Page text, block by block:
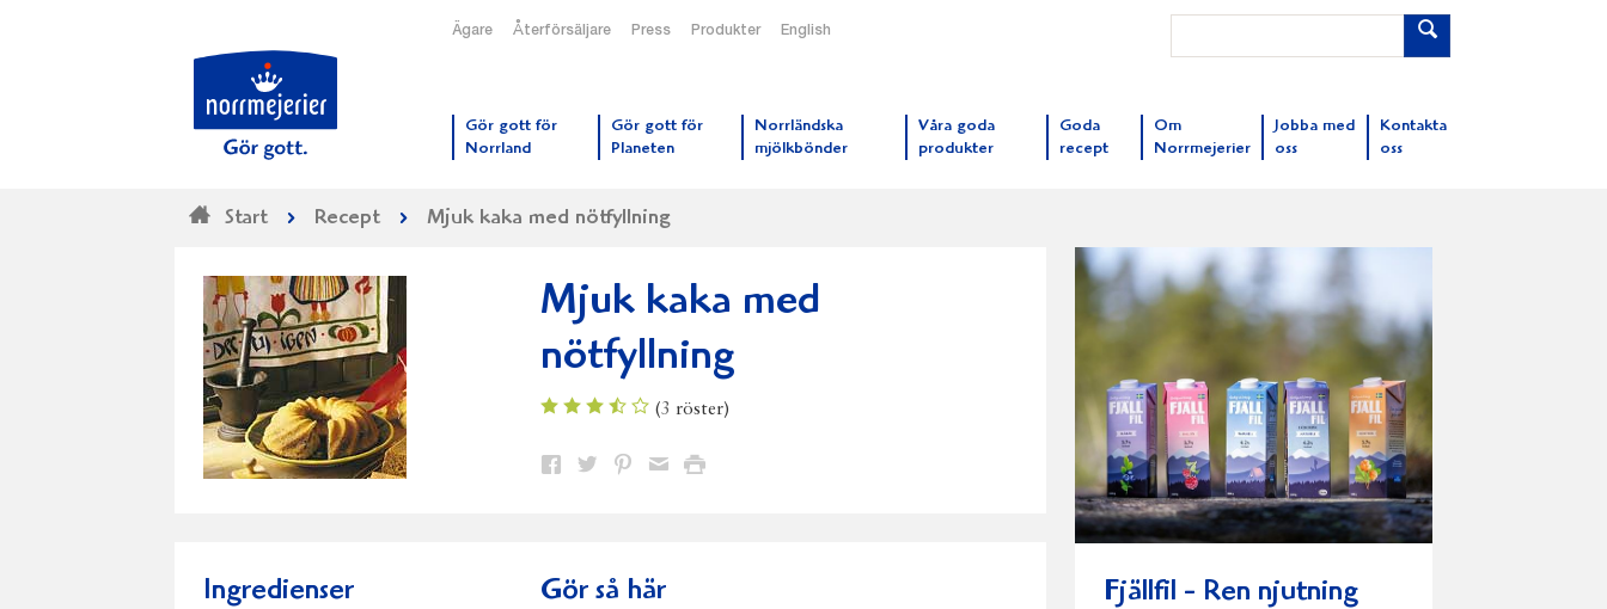
Ägare Återförsäljare Press Produkter English
Gör gott för
Norrland
Gör gott för
Planeten
Norrländska
mjölkbönder
Våra goda
produkter
Goda
recept
Om
Norrmejerier
Jobba med
oss
Kontakta
oss
Start Recept Mjuk kaka med nötfyllning
Mjuk kaka med
nötfyllning
(3 röster)
Dela Dela Dela DelaSkriv
Ingredienser Gör så här Fjällfil - Ren njutning